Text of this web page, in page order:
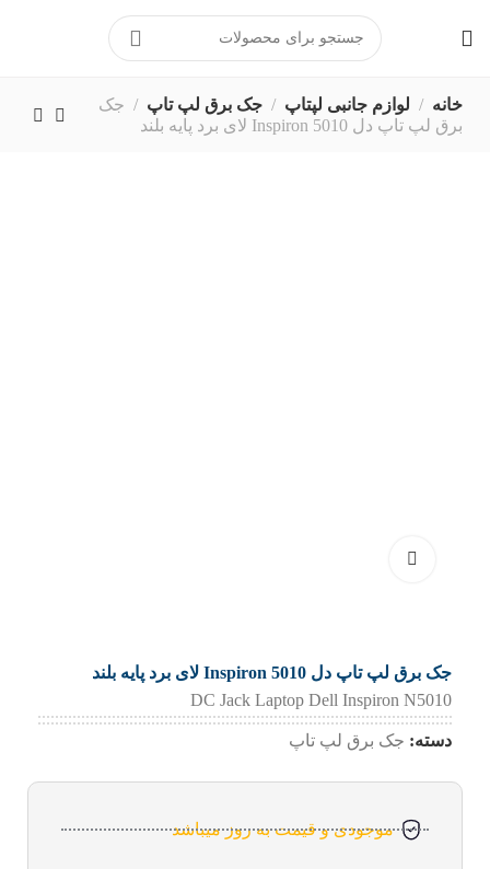
در پیامرسان بله کلیک کنید
خانه لوازم جانبی لپتاپ جک برق لپ تاپ
جک
برق لپ تاپ دل Inspiron 5010 لای برد پایه بلند
جک برق لپ تاپ دل Inspiron 5010 لای برد پایه بلند
DC Jack Laptop Dell Inspiron N5010
دسته: جک برق لپ تاپ
موجودی و قیمت به روز میباشد